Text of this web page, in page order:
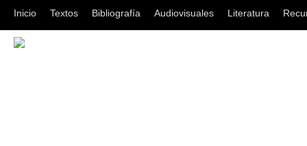
Inicio Textos Bibliografía Audiovisuales Literatura